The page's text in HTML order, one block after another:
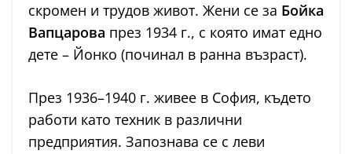
скромен и трудов живот. Жени се за Бойка
Вапцарова през 1934 г., с която имат едно
дете – Йонко (починал в ранна възраст).
През 1936–1940 г. живее в София, където
работи като техник в различни
предприятия. Запознава се с леви